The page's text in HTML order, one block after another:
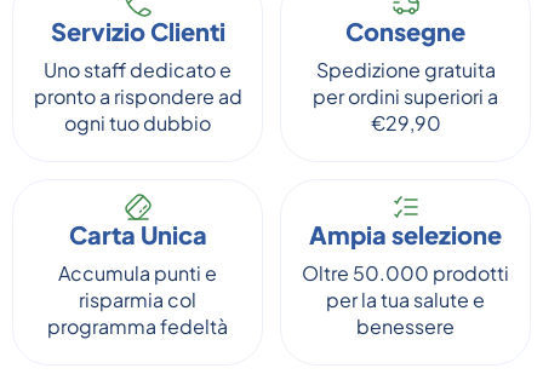
Servizio Clienti
Uno staff dedicato e
pronto a rispondere ad
ogni tuo dubbio
Consegne
Spedizione gratuita
per ordini superiori a
€29,90
Carta Unica
Accumula punti e
risparmia col
programma fedeltà
Ampia selezione
Oltre 50.000 prodotti
per la tua salute e
benessere